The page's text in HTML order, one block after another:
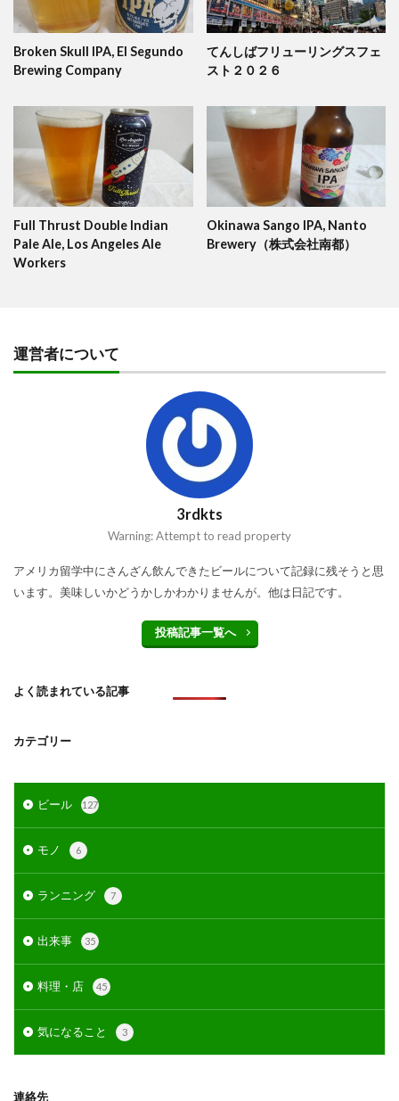
Broken Skull IPA, El Segundo
Brewing Company
てんしばフリューリングスフェ
スト２０２６
Full Thrust Double Indian
Pale Ale, Los Angeles Ale
Workers
Okinawa Sango IPA, Nanto
Brewery（株式会社南都）
運営者について
3rdkts
Warning: Attempt to read property
アメリカ留学中にさんざん飲んできたビールについて記録に残そうと思
います。美味しいかどうかしかわかりませんが。他は日記です。
投稿記事一覧へ
よく読まれている記事
カテゴリー
ビール 127
モノ 6
ランニング 7
出来事 35
料理・店 45
気になること 3
連絡先